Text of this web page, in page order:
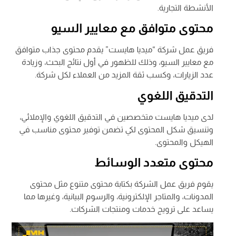
الأنشطة التجارية.
محتوى متوافق مع معايير السيو
فريق عمل شركة “ميديا هايست” يقدم محتوى جذاب متوافق
مع معايير السيو، وذلك للظهور في أول نتائج البحث، وزيادة
عدد الزيارات، وكسب ثقة المزيد من العملاء لكل شركة.
التدقيق اللغوي
لدى ميديا هايست متخصصين في التدقيق اللغوي والإملائي،
وتنسيق شكل المحتوى لكي تضمن توفير محتوى مناسب في
الهيكل والمحتوى.
محتوى متعدد الوسائط
يقوم فريق عمل الشركة بكتابة محتوى متنوع مثل محتوى
المدونات، والمتاجر الإلكترونية، والرسوم البيانية، وغيرها مما
يساعد على ترويج خدمات ومنتجات الشركات.